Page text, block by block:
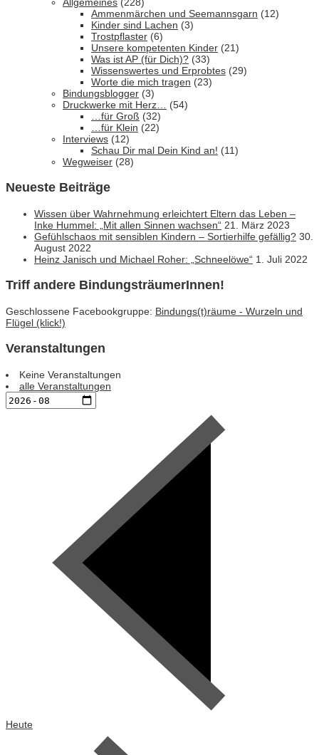
Allgemeines (228)
Ammenmärchen und Seemannsgarn (12)
Kinder sind Lachen (3)
Trostpflaster (6)
Unsere kompetenten Kinder (21)
Was ist AP (für Dich)? (33)
Wissenswertes und Erprobtes (29)
Worte die mich tragen (23)
Bindungsblogger (3)
Druckwerke mit Herz… (54)
…für Groß (32)
…für Klein (22)
Interviews (12)
Schau Dir mal Dein Kind an! (11)
Wegweiser (28)
Neueste Beiträge
Wissen über Wahrnehmung erleichtert Eltern das Leben –
Inke Hummel: „Mit allen Sinnen wachsen“ 21. März 2023
Gefühlschaos mit sensiblen Kindern – Sortierhilfe gefällig? 30.
August 2022
Heinz Janisch und Michael Roher: „Schneelöwe“ 1. Juli 2022
Triff andere BindungsträumerInnen!
Geschlossene Facebookgruppe: Bindungs(t)räume - Wurzeln und
Flügel (klick!)
Veranstaltungen
Keine Veranstaltungen
alle Veranstaltungen
Heute